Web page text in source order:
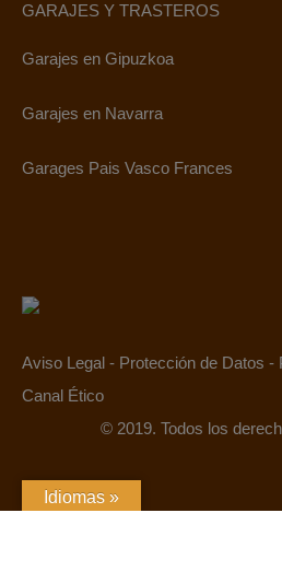
GARAJES Y TRASTEROS
Garajes en Gipuzkoa
Garajes en Navarra
Garages Pais Vasco Frances
Aviso Legal - Protección de Datos -
Canal Ético
© 2019. Todos los
Idiomas »